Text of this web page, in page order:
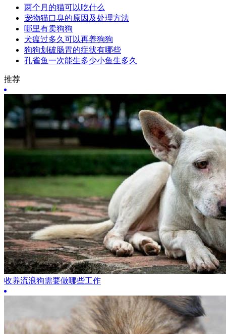
两个月的猫可以吃什么
宠物猫口臭的原因及处理方法
哪里有卖狗狗
犬瘟过多久可以再养狗狗
狗狗划破肠胃的症状有哪些
孔雀鱼一次能生多少小鱼生多久
推荐
收养流浪狗需要做哪些工作